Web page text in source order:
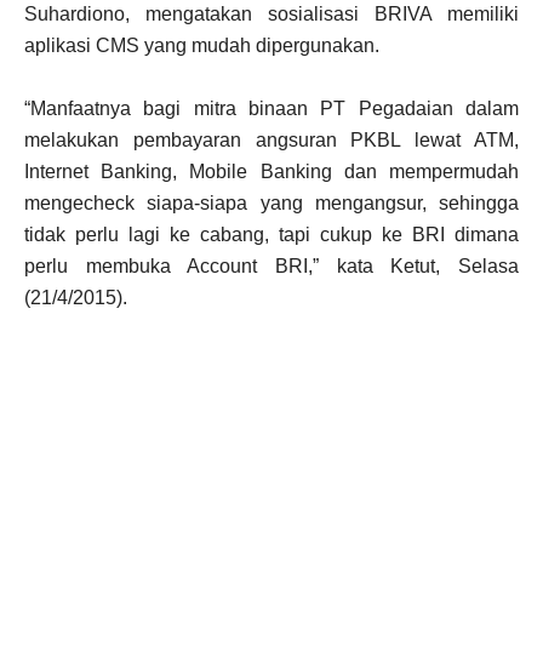
Suhardiono, mengatakan sosialisasi BRIVA memiliki
aplikasi CMS yang mudah dipergunakan.
“Manfaatnya bagi mitra binaan PT Pegadaian dalam
melakukan pembayaran angsuran PKBL lewat ATM,
Internet Banking, Mobile Banking dan mempermudah
mengecheck siapa-siapa yang mengangsur, sehingga
tidak perlu lagi ke cabang, tapi cukup ke BRI dimana
perlu membuka Account BRI,” kata Ketut, Selasa
(21/4/2015).